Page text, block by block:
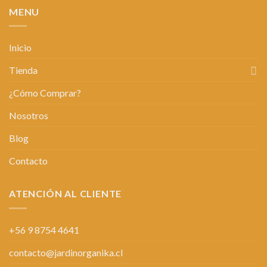
MENU
Inicio
Tienda
¿Cómo Comprar?
Nosotros
Blog
Contacto
ATENCIÓN AL CLIENTE
+56 9 8754 4641
contacto@jardinorganika.cl